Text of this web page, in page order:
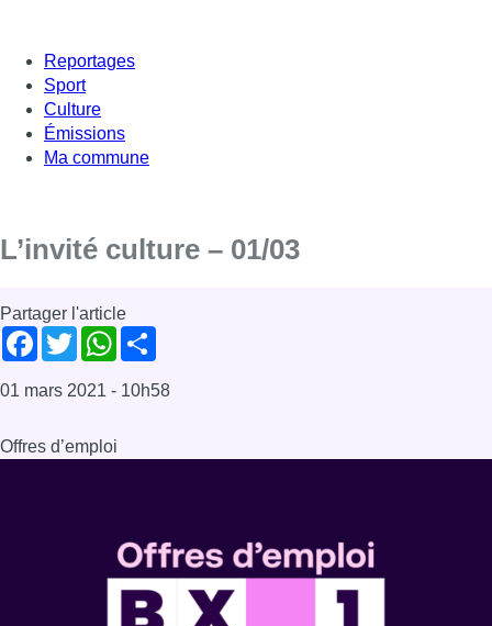
Reportages
Sport
Culture
Émissions
Ma commune
L’invité culture – 01/03
Partager l'article
Facebook
TwitterWhatsApp
01 mars 2021 - 10h58
Offres d’emploi